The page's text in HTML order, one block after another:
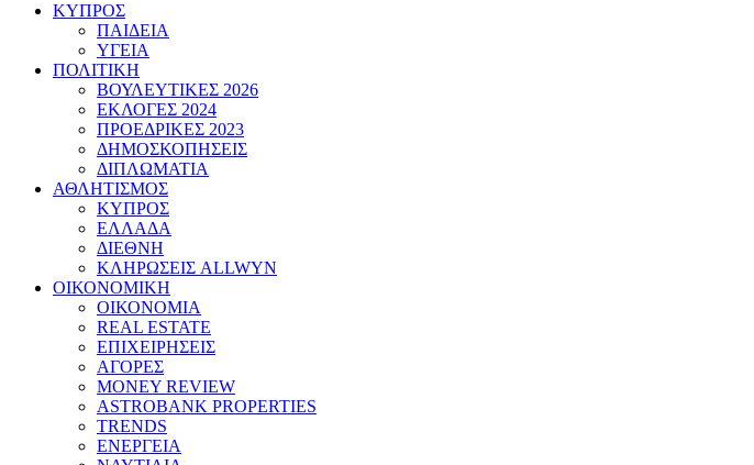
ΚΥΠΡΟΣ
ΠΑΙΔΕΙΑ
ΥΓΕΙΑ
ΠΟΛΙΤΙΚΗ
ΒΟΥΛΕΥΤΙΚΕΣ 2026
ΕΚΛΟΓΕΣ 2024
ΠΡΟΕΔΡΙΚΕΣ 2023
ΔΗΜΟΣΚΟΠΗΣΕΙΣ
ΔΙΠΛΩΜΑΤΙΑ
ΑΘΛΗΤΙΣΜΟΣ
ΚΥΠΡΟΣ
ΕΛΛΑΔΑ
ΔΙΕΘΝΗ
ΚΛΗΡΩΣΕΙΣ ALLWYN
ΟΙΚΟΝΟΜΙΚΗ
ΟΙΚΟΝΟΜΙΑ
REAL ESTATE
ΕΠΙΧΕΙΡΗΣΕΙΣ
ΑΓΟΡΕΣ
MONEY REVIEW
ASTROBANK PROPERTIES
TRENDS
ΕΝΕΡΓΕΙΑ